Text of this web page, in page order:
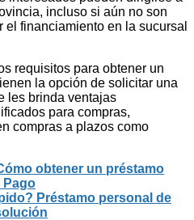
incluso si aún no son
financiamiento en la sucursal
requisitos para obtener un
la opción de solicitar una
les brinda ventajas
para compras,
compras a plazos como
obtener un préstamo
Pago
Préstamo personal de